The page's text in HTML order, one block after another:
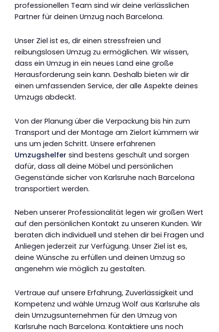
professionellen Team sind wir deine verlässlichen
Partner für deinen Umzug nach Barcelona.
Unser Ziel ist es, dir einen stressfreien und
reibungslosen Umzug zu ermöglichen. Wir wissen,
dass ein Umzug in ein neues Land eine große
Herausforderung sein kann. Deshalb bieten wir dir
einen umfassenden Service, der alle Aspekte deines
Umzugs abdeckt.
Von der Planung über die Verpackung bis hin zum
Transport und der Montage am Zielort kümmern wir
uns um jeden Schritt. Unsere erfahrenen
Umzugshelfer sind bestens geschult und sorgen
dafür, dass all deine Möbel und persönlichen
Gegenstände sicher von Karlsruhe nach Barcelona
transportiert werden.
Neben unserer Professionalität legen wir großen Wert
auf den persönlichen Kontakt zu unseren Kunden. Wir
beraten dich individuell und stehen dir bei Fragen und
Anliegen jederzeit zur Verfügung. Unser Ziel ist es,
deine Wünsche zu erfüllen und deinen Umzug so
angenehm wie möglich zu gestalten.
Vertraue auf unsere Erfahrung, Zuverlässigkeit und
Kompetenz und wähle Umzug Wolf aus Karlsruhe als
dein Umzugsunternehmen für den Umzug von
Karlsruhe nach Barcelona. Kontaktiere uns noch